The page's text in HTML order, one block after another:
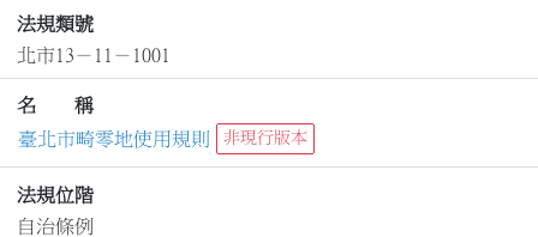
法規類號
北市13－11－1001
名 稱
臺北市畸零地使用規則
非現行版本
法規位階
自治條例